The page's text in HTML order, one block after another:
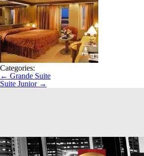
Categories:
← Grande Suite
Suite Junior →